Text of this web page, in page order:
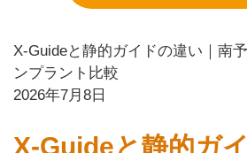
X-Guideと静的ガイドの違い｜南
ンプラント比較
2026年7月8日
X-Guideと静的ガ